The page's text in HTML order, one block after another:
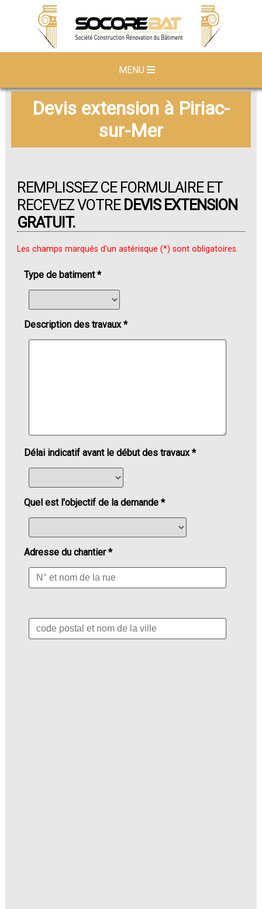
MENU
Devis extension à Piriac-
sur-Mer
REMPLISSEZ CE FORMULAIRE ET
RECEVEZ VOTRE DEVIS EXTENSION
GRATUIT.
Les champs marqués d'un astérisque (*) sont obligatoires.
Type de batiment *
Description des travaux *
Délai indicatif avant le début des travaux *
Quel est l'objectif de la demande *
Adresse du chantier *